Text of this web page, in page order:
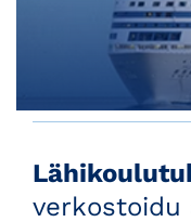
verkostoidu